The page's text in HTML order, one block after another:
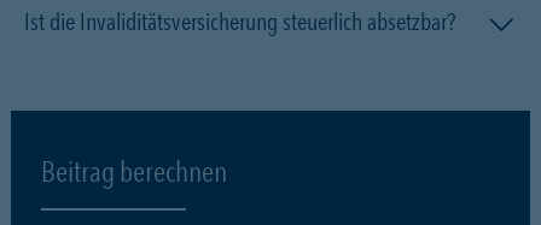
Ist die Invaliditätsversicherung steuerlich absetzbar?
Beitrag berechnen